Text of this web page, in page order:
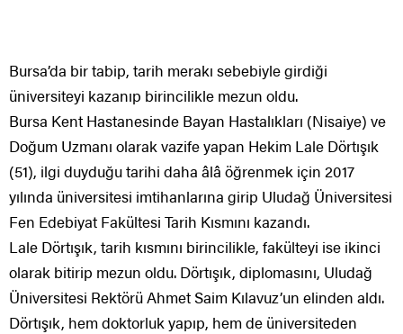
Bursa’da bir tabip, tarih merakı sebebiyle girdiği
üniversiteyi kazanıp birincilikle mezun oldu.
Bursa Kent Hastanesinde Bayan Hastalıkları (Nisaiye) ve
Doğum Uzmanı olarak vazife yapan Hekim Lale Dörtışık
(51), ilgi duyduğu tarihi daha âlâ öğrenmek için 2017
yılında üniversitesi imtihanlarına girip Uludağ Üniversitesi
Fen Edebiyat Fakültesi Tarih Kısmını kazandı.
Lale Dörtışık, tarih kısmını birincilikle, fakülteyi ise ikinci
olarak bitirip mezun oldu. Dörtışık, diplomasını, Uludağ
Üniversitesi Rektörü Ahmet Saim Kılavuz’un elinden aldı.
Dörtışık, hem doktorluk yapıp, hem de üniversiteden